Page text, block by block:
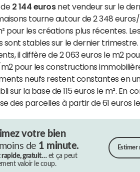
de 2 144 eurosnet vendeur sur le
tourne autour de 2 348
pour les créations plus récentes.
sont stables sur le dernier trimestre.
il diffère de 2 063 euros le m2
pour les constructions
neufs restent constantes en
sur la base de 115 euros le m². En
des parcelles à partir de 61 euros le
votre bien
de 1 minute.
rapide, gratuit…et ça peut
valoir le coup.
Estimer